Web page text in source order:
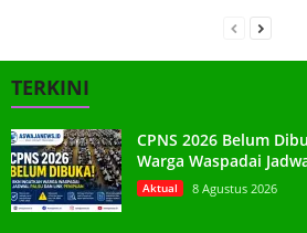
TERKINI
CPNS 2026 Belum
Warga Waspadai
Aktual 8 Agustus 2026